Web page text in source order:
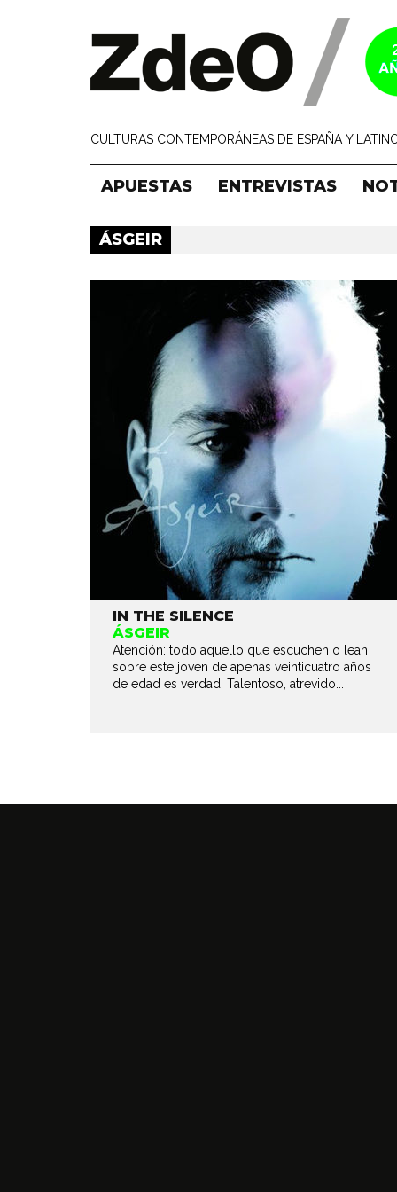
CULTURAS CONTEMPORÁNEAS DE ESPAÑA Y
APUESTAS ENTREVISTAS
ÁSGEIR
IN THE SILENCE
ÁSGEIR
Atención: todo aquello que escuchen o lean
sobre este joven de apenas veinticuatro años
de edad es verdad. Talentoso, atrevido...